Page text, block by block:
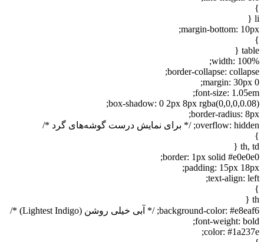
}
li {
margin-bottom: 10px;
}
table {
width: 100%;
border-collapse: collapse;
margin: 30px 0;
font-size: 1.05em;
box-shadow: 0 2px 8px rgba(0,0,0,0.08);
border-radius: 8px;
overflow: hidden; /* برای نمایش درست گوشه‌های گرد */
}
th, td {
border: 1px solid #e0e0e0;
padding: 15px 18px;
text-align: left;
}
th {
background-color: #e8eaf6; /* آبی خیلی روشن (Lightest Indigo) */
font-weight: bold;
color: #1a237e;